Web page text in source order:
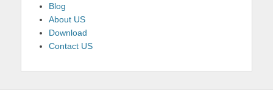
Blog
About US
Download
Contact US